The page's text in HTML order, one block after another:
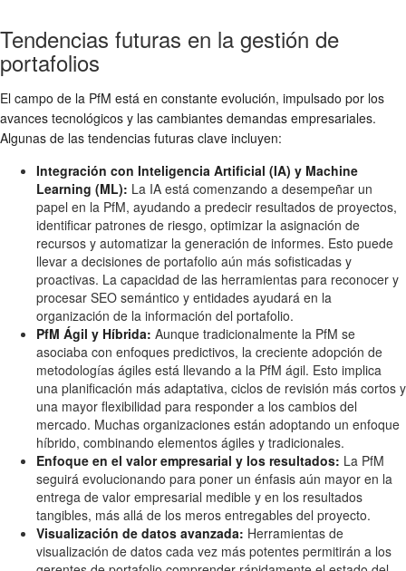
Tendencias futuras en la gestión de
portafolios
El campo de la PfM está en constante evolución, impulsado por los
avances tecnológicos y las cambiantes demandas empresariales.
Algunas de las tendencias futuras clave incluyen:
Integración con Inteligencia Artificial (IA) y Machine
Learning (ML): La IA está comenzando a desempeñar un
papel en la PfM, ayudando a predecir resultados de proyectos,
identificar patrones de riesgo, optimizar la asignación de
recursos y automatizar la generación de informes. Esto puede
llevar a decisiones de portafolio aún más sofisticadas y
proactivas. La capacidad de las herramientas para reconocer y
procesar SEO semántico y entidades ayudará en la
organización de la información del portafolio.
PfM Ágil y Híbrida: Aunque tradicionalmente la PfM se
asociaba con enfoques predictivos, la creciente adopción de
metodologías ágiles está llevando a la PfM ágil. Esto implica
una planificación más adaptativa, ciclos de revisión más cortos y
una mayor flexibilidad para responder a los cambios del
mercado. Muchas organizaciones están adoptando un enfoque
híbrido, combinando elementos ágiles y tradicionales.
Enfoque en el valor empresarial y los resultados: La PfM
seguirá evolucionando para poner un énfasis aún mayor en la
entrega de valor empresarial medible y en los resultados
tangibles, más allá de los meros entregables del proyecto.
Visualización de datos avanzada: Herramientas de
visualización de datos cada vez más potentes permitirán a los